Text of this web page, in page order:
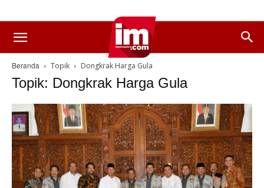
Beranda Topik Dongkrak Harga Gula
Topik: Dongkrak Harga Gula